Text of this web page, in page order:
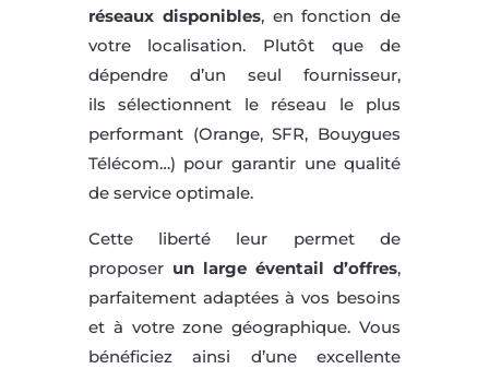
réseaux disponibles, en fonction de
votre localisation. Plutôt que de
dépendre d’un seul fournisseur,
ils sélectionnent le réseau le plus
performant (Orange, SFR, Bouygues
Télécom…) pour garantir une qualité
de service optimale.
Cette liberté leur permet de
proposer un large éventail d’offres,
parfaitement adaptées à vos besoins
et à votre zone géographique. Vous
bénéficiez ainsi d’une excellente